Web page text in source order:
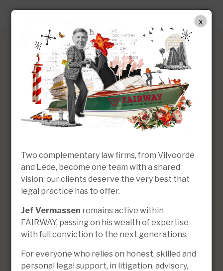
Evi Pletinck
Office Assistant
Two complementary law firms, from Vilvoorde
and Lede, become one team with a shared
vision: our clients deserve the very best that
legal practice has to offer.
Jef Vermassen remains active within
FAIRWAY, passing on his wealth of expertise
with full conviction to the next generations.
For everyone who relies on honest, skilled and
personal legal support, in litigation, advisory,
x